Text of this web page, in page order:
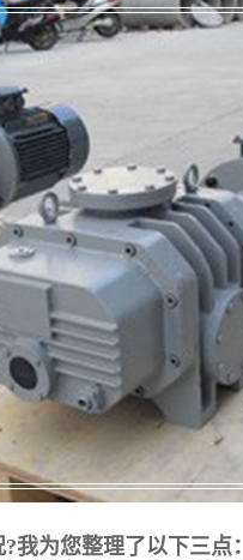
为您整理了以下三点：